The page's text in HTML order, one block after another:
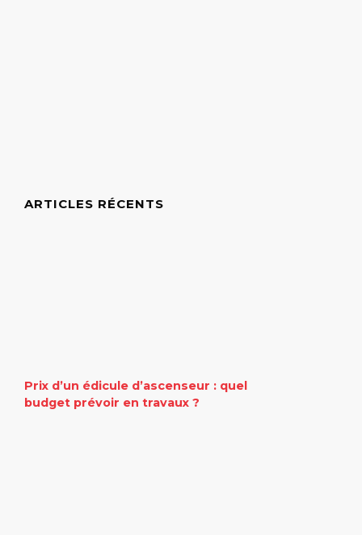
ARTICLES RÉCENTS
Prix d’un édicule d’ascenseur : quel
budget prévoir en travaux ?